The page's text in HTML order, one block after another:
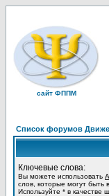
сайт ФППМ
Список форумов
Ключевые слова:
Вы можете использовать
слов, которые могут быть
Используйте * в качестве